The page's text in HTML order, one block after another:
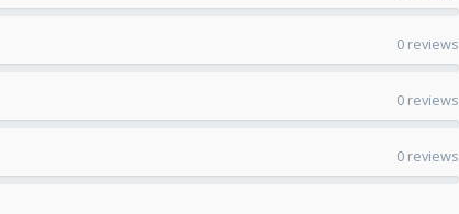
0 reviews
0 reviews
0 reviews